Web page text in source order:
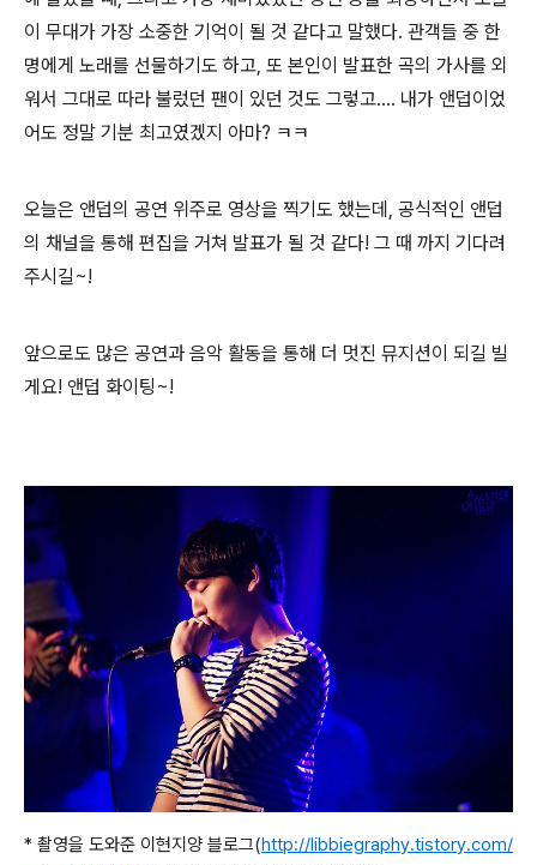
이 무대가 가장 소중한 기억이 될 것 같다고 말했다. 관객들 중 한
명에게 노래를 선물하기도 하고, 또 본인이 발표한 곡의 가사를 외
워서 그대로 따라 불렀던 팬이 있던 것도 그렇고.... 내가 앤덥이었
어도 정말 기분 최고였겠지 아마? ㅋㅋ
오늘은 앤덥의 공연 위주로 영상을 찍기도 했는데, 공식적인 앤덥
의 채널을 통해 편집을 거쳐 발표가 될 것 같다! 그 때 까지 기다려
주시길~!
앞으로도 많은 공연과 음악 활동을 통해 더 멋진 뮤지션이 되길 빌
게요! 앤덥 화이팅~!
* 촬영을 도와준 이현지양 블로그(http://libbiegraphy.tistory.com/